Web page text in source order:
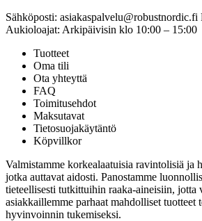
Sähköposti:
Aukioloajat: Arkipäivisin klo 10:00 – 15:00
Tuotteet
Oma tili
Ota yhteyttä
FAQ
Toimitusehdot
Maksutavat
Tietosuojakäytäntö
Köpvillkor
Valmistamme korkealaatuisia ravintolisiä ja
jotka auttavat aidosti. Panostamme
tieteellisesti tutkittuihin raaka-aineisiin, jotta
asiakkaillemme parhaat mahdolliset tuotteet
hyvinvoinnin tukemiseksi.